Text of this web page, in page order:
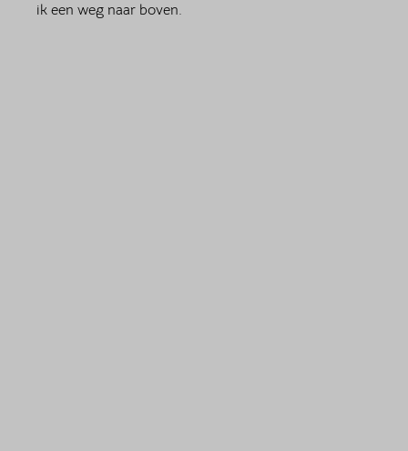
ik een weg naar boven.